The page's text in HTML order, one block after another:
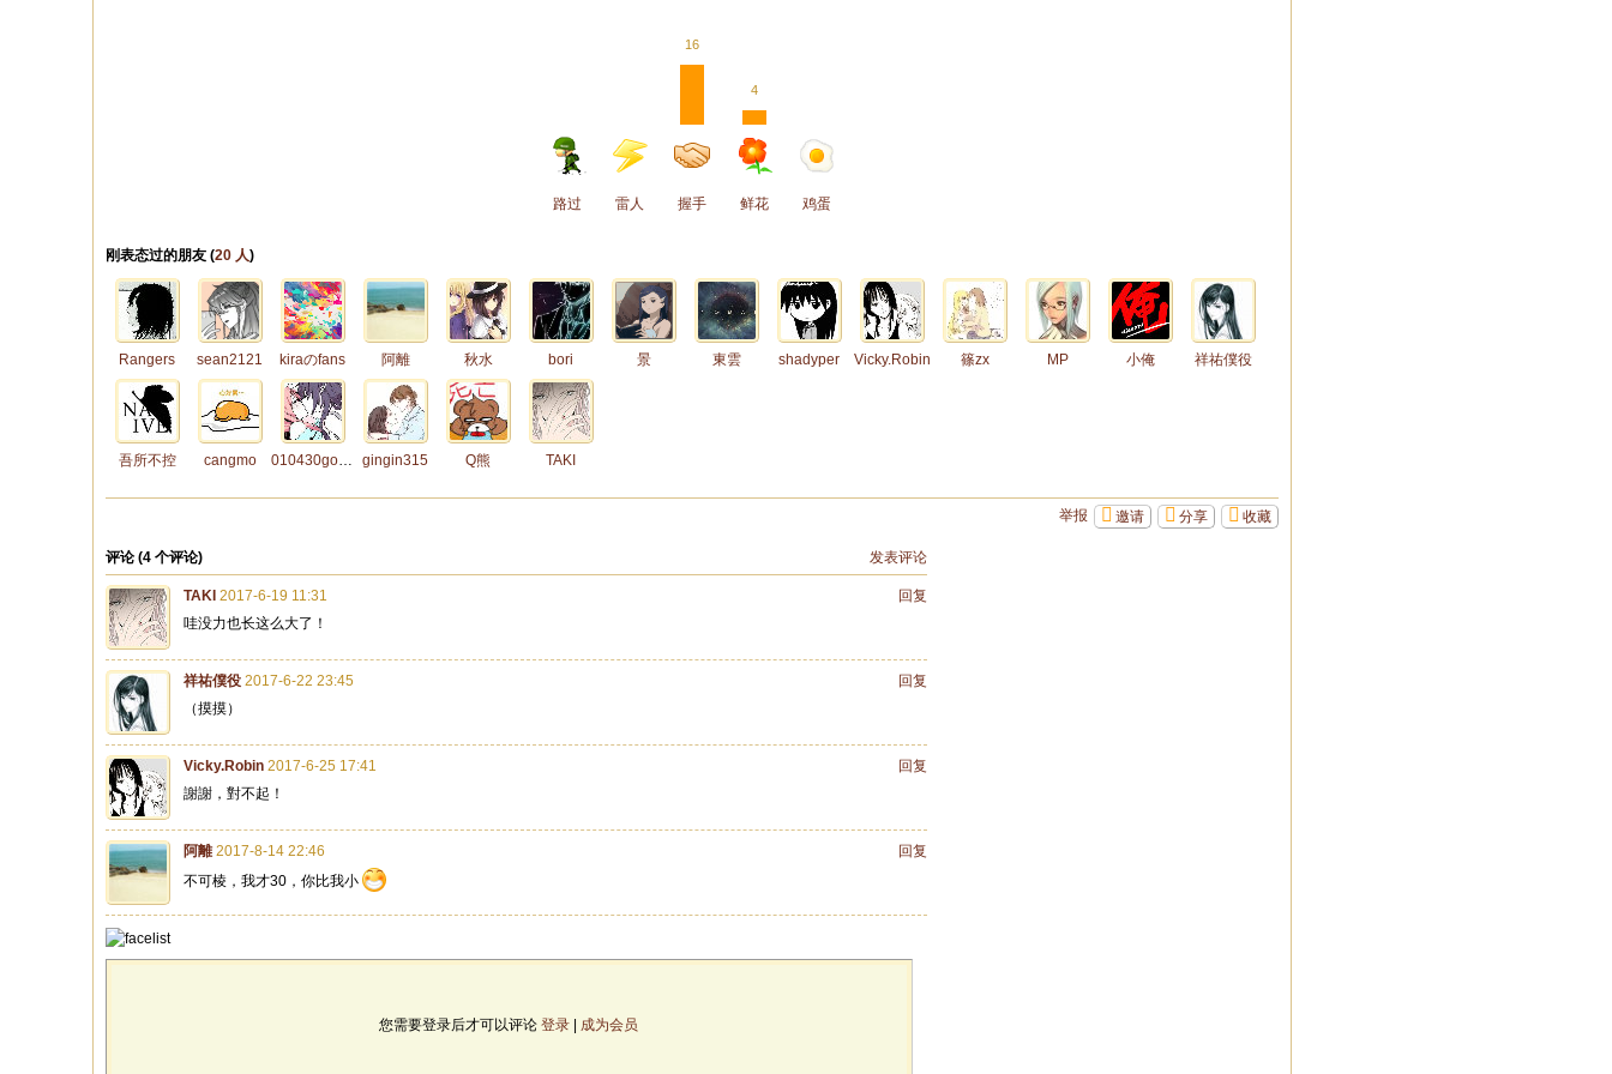
路过 雷人
16
握手
4
鲜花 鸡蛋
刚表态过的朋友 (20 人)
Rangers sean2121 kiraのfans 阿離 秋水 bori 景 東雲 shadyper Vicky.Robin 篠zx MP 小俺 祥祐僕役
吾所不控 cangmo 010430gosick gingin315 Q熊 TAKI
收藏
分享
邀请
举报
发表评论
评论 (4 个评论)
回复
TAKI 2017-6-19 11:31
哇没力也长这么大了！
回复
祥祐僕役 2017-6-22 23:45
（摸摸）
回复
Vicky.Robin 2017-6-25 17:41
謝謝，對不起！
回复
阿離 2017-8-14 22:46
不可棱，我才30，你比我小
您需要登录后才可以评论登录 成为会员